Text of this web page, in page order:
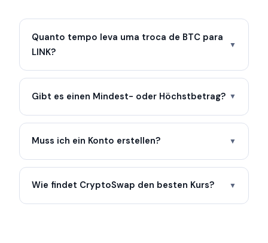
Quanto tempo leva uma troca de BTC para
LINK?
▼
Gibt es einen Mindest- oder Höchstbetrag? ▼
Muss ich ein Konto erstellen? ▼
Wie findet CryptoSwap den besten Kurs? ▼